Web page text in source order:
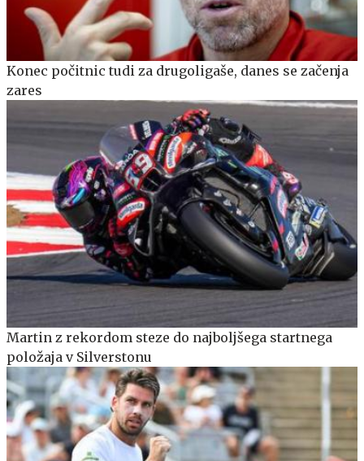
Konec počitnic tudi za drugoligaše, danes se začenja
zares
Martin z rekordom steze do najboljšega startnega
položaja v Silverstonu